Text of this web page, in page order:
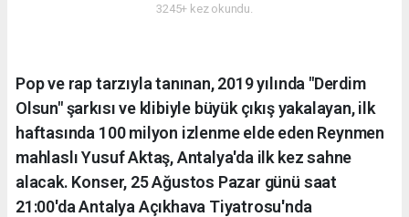
3245+ kez okundu.
Pop ve rap tarzıyla tanınan, 2019 yılında "Derdim
Olsun" şarkısı ve klibiyle büyük çıkış yakalayan, ilk
haftasında 100 milyon izlenme elde eden Reynmen
mahlaslı Yusuf Aktaş, Antalya'da ilk kez sahne
alacak. Konser, 25 Ağustos Pazar günü saat
21:00'da Antalya Açıkhava Tiyatrosu'nda